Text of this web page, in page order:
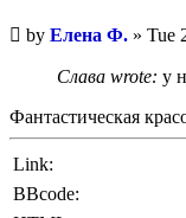
Unread
post
by Елена Ф. » Tue
Слава wrote: у
Фантастическая
Link:
BBcode: